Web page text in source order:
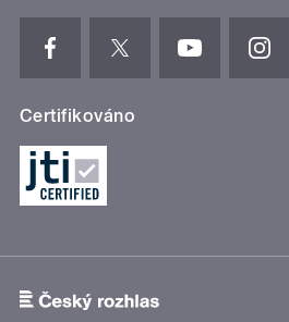
Certifikováno